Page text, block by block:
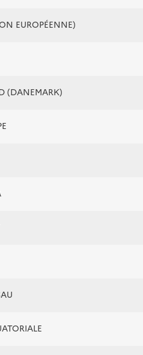
EUROPÉENNE)
(DANEMARK)